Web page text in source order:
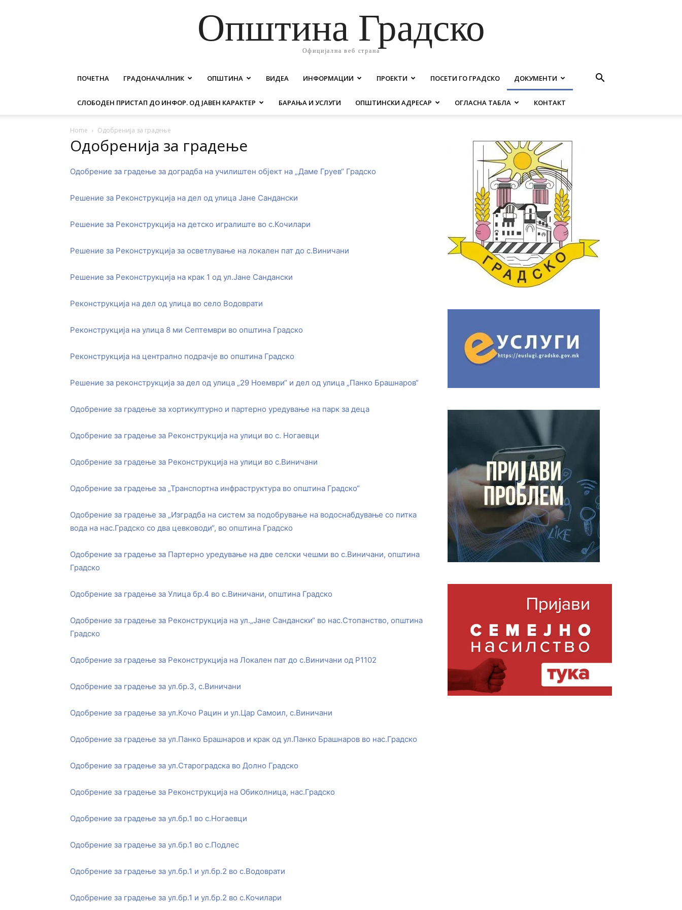
Општина Градско
Официјална веб страна
ПОЧЕТНА ГРАДОНАЧАЛНИК ОПШТИНА ВИДЕА ИНФОРМАЦИИ ПРОЕКТИ ПОСЕТИ ГО ГРАДСКО ДОКУМЕНТИ
СЛОБОДЕН ПРИСТАП ДО ИНФОР. ОД ЈАВЕН КАРАКТЕР БАРАЊА И УСЛУГИ ОПШТИНСКИ АДРЕСАР ОГЛАСНА ТАБЛА КОНТАКТ
Home Одобренија за градење
Одобренија за градење
Одобрение за градење за доградба на училиштен објект на „Даме Груев“ Градско
Решение за Реконструкција на дел од улица Јане Сандански
Решение за Реконструкција на детско игралиште во с.Кочилари
Решение за Реконструкција за осветлување на локален пат до с.Виничани
Решение за Реконструкција на крак 1 од ул.Јане Сандански
Реконструкција на дел од улица во село Водоврати
Реконструкција на улица 8 ми Септември во општина Градско
Реконструкција на централно подрачје во општина Градско
Решение за реконструкција за дел од улица „29 Ноември“ и дел од улица „Панко Брашнаров“
Одобрение за градење за хортикултурно и партерно уредување на парк за деца
Одобрение за градење за Реконструкција на улици во с. Ногаевци
Одобрение за градење за Реконструкција на улици во с.Виничани
Одобрение за градење за „Транспортна инфраструктура во општина Градско“
Одобрение за градење за „Изградба на систем за подобрување на водоснабдување со питка
вода на нас.Градско со два цевководи“, во општина Градско
Одобрение за градење за Партерно уредување на две селски чешми во с.Виничани, општина
Градско
Одобрение за градење за Улица бр.4 во с.Виничани, општина Градско
Одобрение за градење за Реконструкција на ул.„Јане Сандански“ во нас.Стопанство, општина
Градско
Одобрение за градење за Реконструкција на Локален пат до с.Виничани од Р1102
Одобрение за градење за ул.бр.3, с.Виничани
Одобрение за градење за ул.Кочо Рацин и ул.Цар Самоил, с.Виничани
Одобрение за градење за ул.Панко Брашнаров и крак од ул.Панко Брашнаров во нас.Градско
Одобрение за градење за ул.Староградска во Долно Градско
Одобрение за градење за Реконструкција на Обиколница, нас.Градско
Одобрение за градење за ул.бр.1 во с.Ногаевци
Одобрение за градење за ул.бр.1 во с.Подлес
Одобрение за градење за ул.бр.1 и ул.бр.2 во с.Водоврати
Одобрение за градење за ул.бр.1 и ул.бр.2 во с.Кочилари